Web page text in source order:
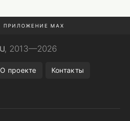
ПРИЛОЖЕНИЕ MAX
, 2013—2026
О проекте Контакты